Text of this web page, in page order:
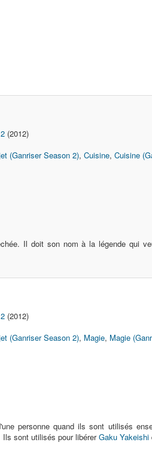
(2012)
(Ganriser Season 2),Cuisine,Cuisine
Il doit son nom à la légende qui
(2012)
(Ganriser Season 2), Magie, Magie
personne quand ils sont utilisés
Ils sont utilisés pour libérerGaku Yakeishi